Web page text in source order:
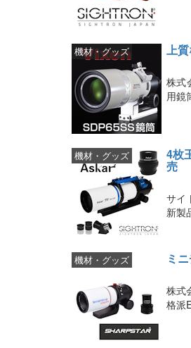
上
機材・グッズ
株式
用鏡
4枚
売
機材・グッズ
サイ
新製
ミ
機材・グッズ
株式
格派